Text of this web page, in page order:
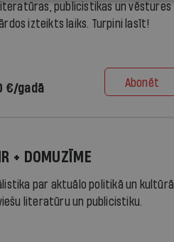
publicistikas un vēstures
izteikts laiks. Turpini lasīt!
€/gadā Abonēt
+ DOMUZĪME
par aktuālo politikā un kultūrā
literatūru un publicistiku.